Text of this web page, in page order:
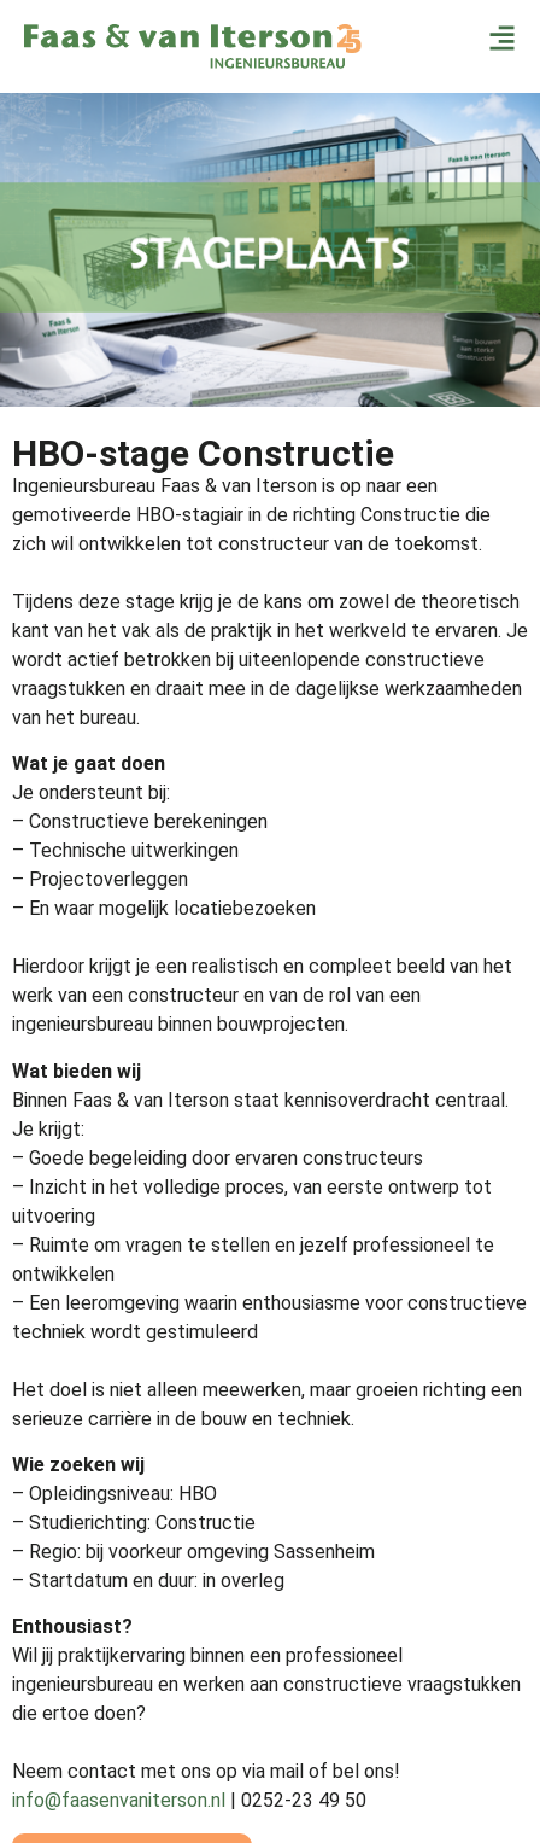
HBO-stage Constructie
Ingenieursbureau Faas & van Iterson is op naar een
gemotiveerde HBO-stagiair in de richting Constructie die
zich wil ontwikkelen tot constructeur van de toekomst.
Tijdens deze stage krijg je de kans om zowel de theoretisch
kant van het vak als de praktijk in het werkveld te ervaren. Je
wordt actief betrokken bij uiteenlopende constructieve
vraagstukken en draait mee in de dagelijkse werkzaamheden
van het bureau.
Wat je gaat doen
Je ondersteunt bij:
– Constructieve berekeningen
– Technische uitwerkingen
– Projectoverleggen
– En waar mogelijk locatiebezoeken
Hierdoor krijgt je een realistisch en compleet beeld van het
werk van een constructeur en van de rol van een
ingenieursbureau binnen bouwprojecten.
Wat bieden wij
Binnen Faas & van Iterson staat kennisoverdracht centraal.
Je krijgt:
– Goede begeleiding door ervaren constructeurs
– Inzicht in het volledige proces, van eerste ontwerp tot
uitvoering
– Ruimte om vragen te stellen en jezelf professioneel te
ontwikkelen
– Een leeromgeving waarin enthousiasme voor constructieve
techniek wordt gestimuleerd
Het doel is niet alleen meewerken, maar groeien richting een
serieuze carrière in de bouw en techniek.
Wie zoeken wij
– Opleidingsniveau: HBO
– Studierichting: Constructie
– Regio: bij voorkeur omgeving Sassenheim
– Startdatum en duur: in overleg
Enthousiast?
Wil jij praktijkervaring binnen een professioneel
ingenieursbureau en werken aan constructieve vraagstukken
die ertoe doen?
Neem contact met ons op via mail of bel ons!
info@faasenvaniterson.nl
| 0252-23 49 50